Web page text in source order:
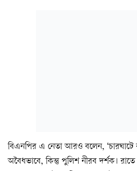
বিএনপির এ নেতা আরও বলেন, ‘চারঘাটে
অবৈধভাবে, কিন্তু পুলিশ নীরব দর্শক। রাতে